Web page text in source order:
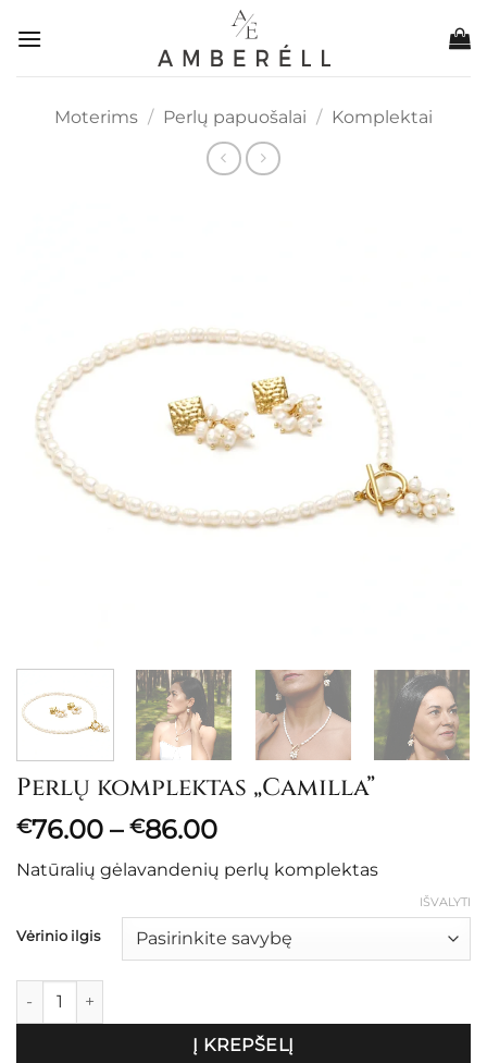
Moterims / Perlų papuošalai / Komplektai
Perlų komplektas „Camilla”
€76.00 – €86.00Price
range:
€76.00
€86.00
Natūralių gėlavandenių perlų komplektas
Vėrinio ilgis
IŠVALYTI
produkto kiekis: Perlų komplektas „Camilla”
Į KREPŠELĮ